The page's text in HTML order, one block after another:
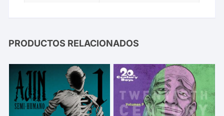
PRODUCTOS RELACIONADOS